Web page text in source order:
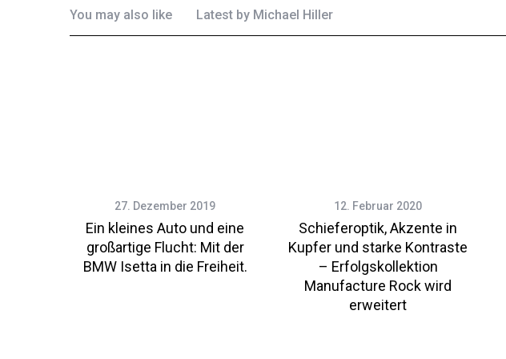
You may also like Latest by Michael Hiller
27. Dezember 2019
Ein kleines Auto und eine
großartige Flucht: Mit der
BMW Isetta in die Freiheit.
12. Februar 2020
Schieferoptik, Akzente in
Kupfer und starke Kontraste
– Erfolgskollektion
Manufacture Rock wird
erweitert